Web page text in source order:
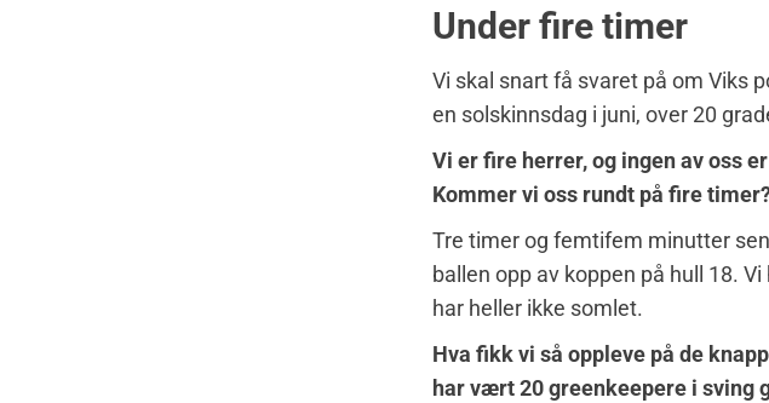
Under fire timer
Vi skal snart få svaret på om Viks
en solskinnsdag i juni, over 20
Vi er fire herrer, og ingen av oss
Kommer vi oss rundt på fire
Tre timer og femtifem minutter
ballen opp av koppen på hull 18.
har heller ikke somlet.
Hva fikk vi så oppleve på de
har vært 20 greenkeepere i sving